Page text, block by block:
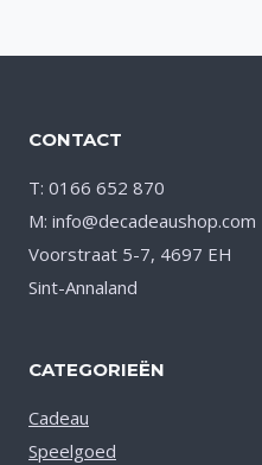
CONTACT
T: 0166 652 870
M: info@decadeaushop.com
Voorstraat 5-7, 4697 EH
Sint-Annaland
CATEGORIEËN
Cadeau
Speelgoed